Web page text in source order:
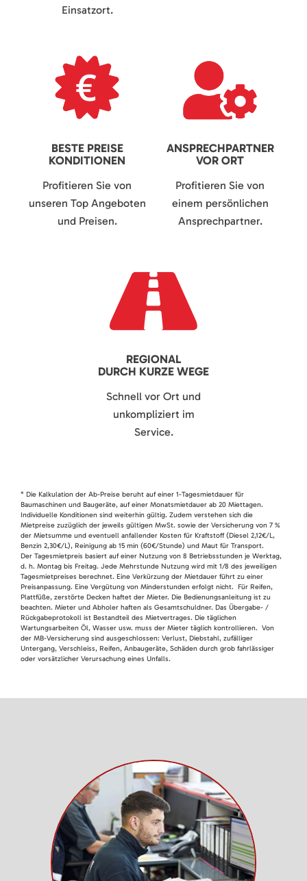
Einsatzort.
BESTE PREISE
KONDITIONEN
Profitieren Sie von
unseren Top Angeboten
und Preisen.
ANSPRECHPARTNER
VOR ORT
Profitieren Sie von
einem persönlichen
Ansprechpartner.
REGIONAL
DURCH KURZE WEGE
Schnell vor Ort und
unkompliziert im
Service.
* Die Kalkulation der Ab-Preise beruht auf einer 1-Tagesmietdauer für
Baumaschinen und Baugeräte, auf einer Monatsmietdauer ab 20 Miettagen.
Individuelle Konditionen sind weiterhin gültig. Zudem verstehen sich die
Mietpreise zuzüglich der jeweils gültigen MwSt. sowie der Versicherung von 7 %
der Mietsumme und eventuell anfallender Kosten für Kraftstoff (Diesel 2,12€/L,
Benzin 2,30€/L), Reinigung ab 15 min (60€/Stunde) und Maut für Transport.
Der Tagesmietpreis basiert auf einer Nutzung von 8 Betriebsstunden je Werktag,
d. h. Montag bis Freitag. Jede Mehrstunde Nutzung wird mit 1/8 des jeweiligen
Tagesmietpreises berechnet. Eine Verkürzung der Mietdauer führt zu einer
Preisanpassung. Eine Vergütung von Minderstunden erfolgt nicht. Für Reifen,
Plattfüße, zerstörte Decken haftet der Mieter. Die Bedienungsanleitung ist zu
beachten. Mieter und Abholer haften als Gesamtschuldner. Das Übergabe- /
Rückgabeprotokoll ist Bestandteil des Mietvertrages. Die täglichen
Wartungsarbeiten Öl, Wasser usw. muss der Mieter täglich kontrollieren. Von
der MB-Versicherung sind ausgeschlossen: Verlust, Diebstahl, zufälliger
Untergang, Verschleiss, Reifen, Anbaugeräte, Schäden durch grob fahrlässiger
oder vorsätzlicher Verursachung eines Unfalls.